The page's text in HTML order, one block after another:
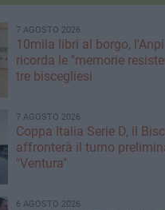
7 AGOSTO 2026
10mila libri al borgo, l'Anpi
ricorda le "memorie
tre biscegliesi
7 AGOSTO 2026
Coppa Italia Serie D, il
affronterà il turno
"Ventura"
6 AGOSTO 2026